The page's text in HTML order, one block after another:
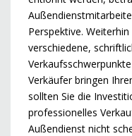
Perspektive.
verschiedene,
Verkäufer bringen
sollten Sie die
professionelles
Außendienst nicht